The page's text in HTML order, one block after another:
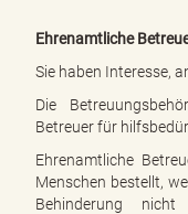
Ehrenamtliche
Sie haben Interesse,
Die
Betreuer für
Ehrenamtliche
Menschen bestellt,
Behinderung